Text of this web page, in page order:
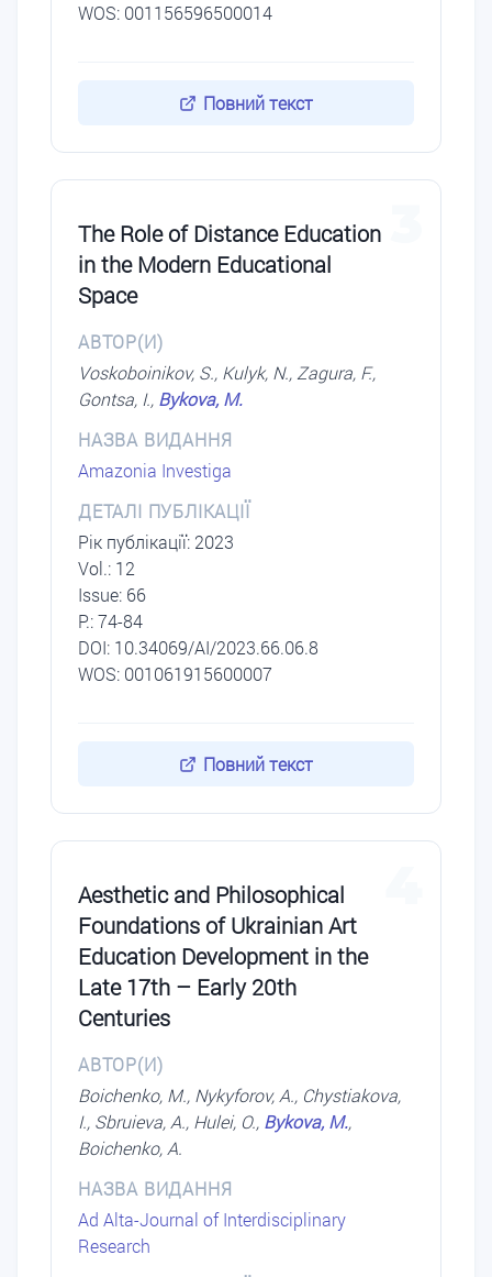
WOS: 001156596500014
Повний текст
The Role of Distance Education
in the Modern Educational
Space
АВТОР(И)
Voskoboinikov, S., Kulyk, N., Zagura, F.,
Gontsa, I., Bykova, M.
НАЗВА ВИДАННЯ
Amazonia Investiga
ДЕТАЛІ ПУБЛІКАЦІЇ
Рік публікації: 2023
Vol.: 12
Issue: 66
P.: 74-84
DОI: 10.34069/AI/2023.66.06.8
WOS: 001061915600007
Повний текст
Aesthetic and Philosophical
Foundations of Ukrainian Art
Education Development in the
Late 17th – Early 20th
Centuries
АВТОР(И)
Boichenko, M., Nykyforov, A., Chystiakova,
I., Sbruieva, A., Hulei, O., Bykova, M.,
Boichenko, A.
НАЗВА ВИДАННЯ
Ad Alta-Journal of Interdisciplinary
Research